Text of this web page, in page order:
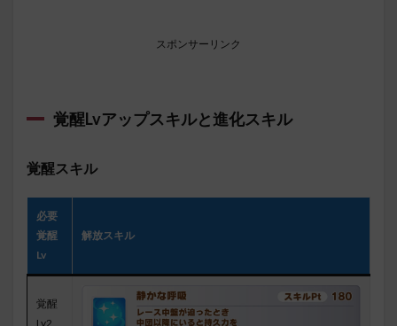
スポンサーリンク
覚醒Lvアップスキルと進化スキル
覚醒スキル
必要
覚醒
Lv
解放スキル
覚醒
Lv2